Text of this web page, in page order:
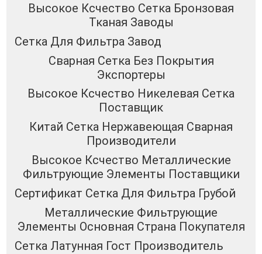
Высокое Ксчество Сетка Бронзовая
Тканая Заводы
Сетка Для Фильтра Завод
Сварная Сетка Без Покрытия
Экспортеры
Высокое Ксчество Никелевая Сетка
Поставщик
Китай Сетка Нержавеющая Сварная
Производители
Высокое Ксчество Металлические
Фильтрующие Элементы Поставщики
Сертификат Сетка Для Фильтра Грубой
Металлические Фильтрующие
Элементы Основная Страна Покупателя
Сетка Латунная Гост Производитель